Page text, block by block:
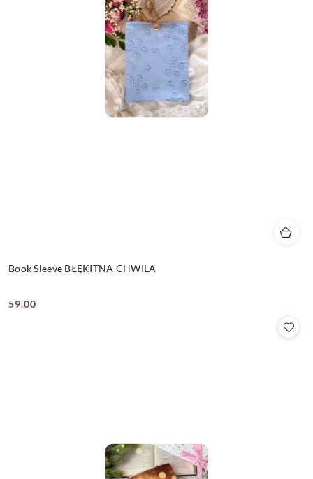
Book Sleeve BŁĘKITNA CHWILA
Cena:
59.00